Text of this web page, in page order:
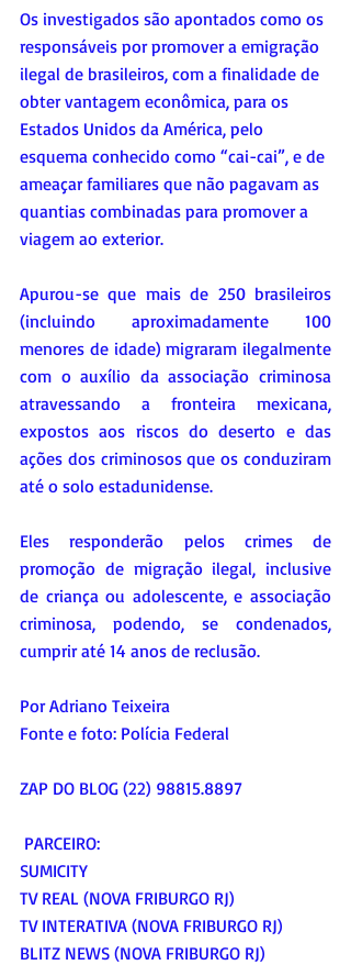
Os investigados são apontados como os
responsáveis por promover a emigração
ilegal de brasileiros, com a finalidade de
obter vantagem econômica, para os
Estados Unidos da América, pelo
esquema conhecido como “cai-cai”, e de
ameaçar familiares que não pagavam as
quantias combinadas para promover a
viagem ao exterior.
Apurou-se que mais de 250 brasileiros
(incluindo aproximadamente 100
menores de idade) migraram ilegalmente
com o auxílio da associação criminosa
atravessando a fronteira mexicana,
expostos aos riscos do deserto e das
ações dos criminosos que os conduziram
até o solo estadunidense.
Eles responderão pelos crimes de
promoção de migração ilegal, inclusive
de criança ou adolescente, e associação
criminosa, podendo, se condenados,
cumprir até 14 anos de reclusão.
Por Adriano Teixeira
Fonte e foto: Polícia Federal
ZAP DO BLOG (22) 98815.8897
PARCEIRO:
SUMICITY
TV REAL (NOVA FRIBURGO RJ)
TV INTERATIVA (NOVA FRIBURGO RJ)
BLITZ NEWS (NOVA FRIBURGO RJ)